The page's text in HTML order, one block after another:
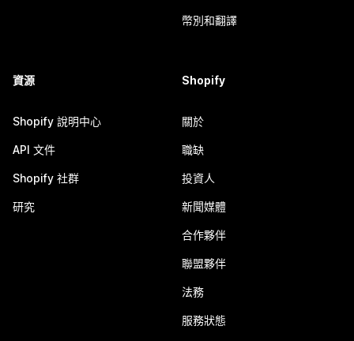
幣別和翻譯
資源
Shopify 說明中心
API 文件
Shopify 社群
研究
Shopify
關於
職缺
投資人
新聞媒體
合作夥伴
聯盟夥伴
法務
服務狀態